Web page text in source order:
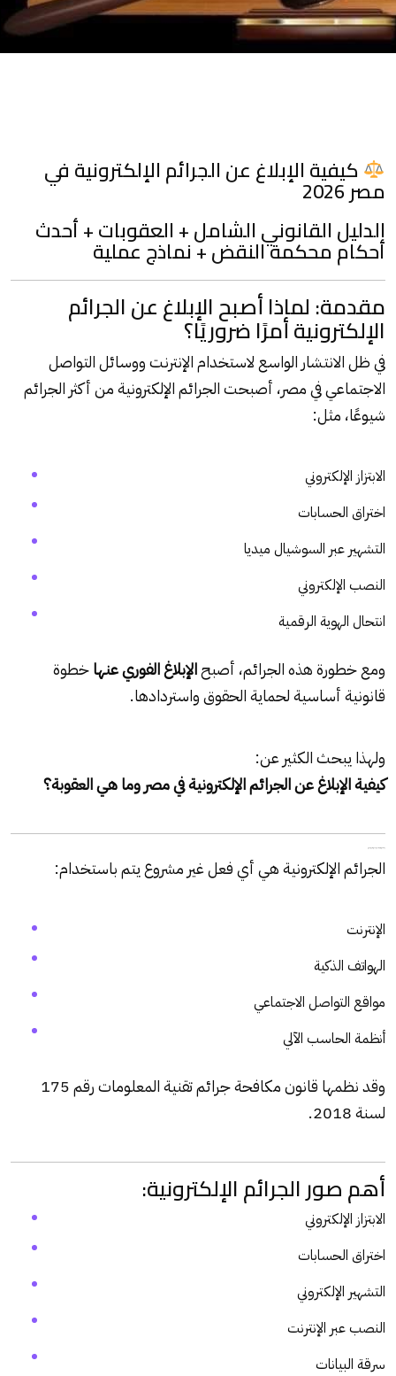
كيفية الإبلاغ عن الجرائم الإلكترونية في
مصر 2026
الدليل القانوني الشامل + العقوبات + أحدث
أحكام محكمة النقض + نماذج عملية
مقدمة: لماذا أصبح الإبلاغ عن الجرائم
الإلكترونية أمرًا ضروريًا؟
في ظل الانتشار الواسع لاستخدام الإنترنت ووسائل التواصل
الاجتماعي في مصر، أصبحت الجرائم الإلكترونية من أكثر الجرائم
شيوعًا، مثل:
الابتزاز الإلكتروني
اختراق الحسابات
التشهير عبر السوشيال ميديا
النصب الإلكتروني
انتحال الهوية الرقمية
ومع خطورة هذه الجرائم، أصبحالإبلاغ الفوري عنهاخطوة
قانونية أساسية لحماية الحقوق واستردادها.
ولهذا يبحث الكثير عن:
كيفية الإبلاغ عن الجرائم الإلكترونية في مصر وما هي العقوبة؟
الجرائم الإلكترونية هي أي فعل غير مشروع يتم باستخدام:
الإنترنت
الهواتف الذكية
مواقع التواصل الاجتماعي
أنظمة الحاسب الآلي
وقد نظمها قانون مكافحة جرائم تقنية المعلومات رقم 175
لسنة 2018.
أهم صور الجرائم الإلكترونية:
الابتزاز الإلكتروني
اختراق الحسابات
التشهير الإلكتروني
النصب عبر الإنترنت
سرقة البيانات